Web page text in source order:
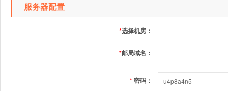
服务器配置
*选择机房：
*邮局域名：
*密码：